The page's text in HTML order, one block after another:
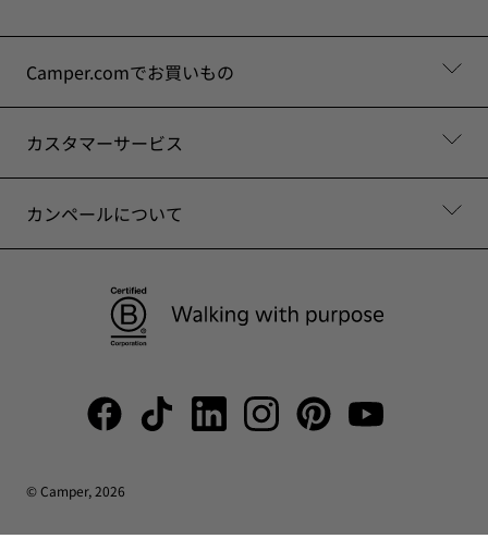
Camper.comでお買いもの
カスタマーサービス
カンペールについて
© Camper, 2026